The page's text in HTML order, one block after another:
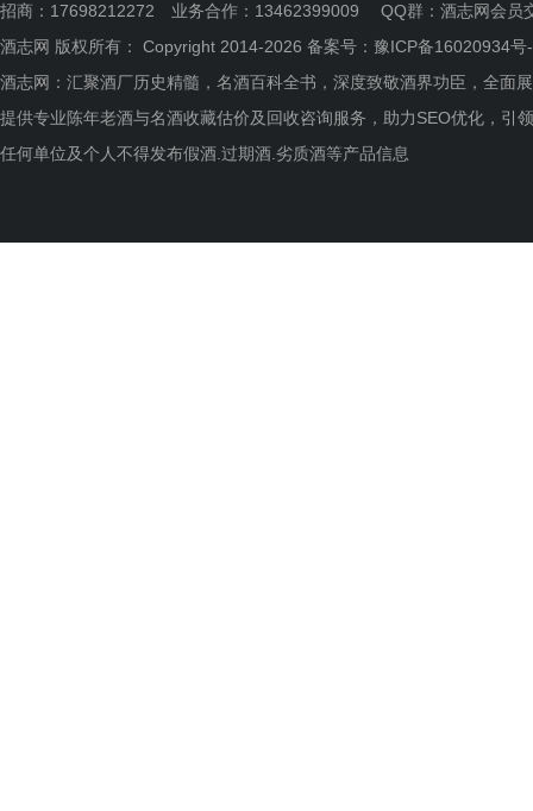
招商：17698212272 业务合作：13462399009 QQ群： 酒志网会员
酒志网 版权所有： Copyright 2014-2026 备案号： 豫ICP备16020934号
酒志网：汇聚酒厂历史精髓，名酒百科全书，深度致敬酒界功臣，全面
提供专业陈年老酒与名酒收藏估价及回收咨询服务，助力SEO优化，引
任何单位及个人不得发布假酒.过期酒.劣质酒等产品信息